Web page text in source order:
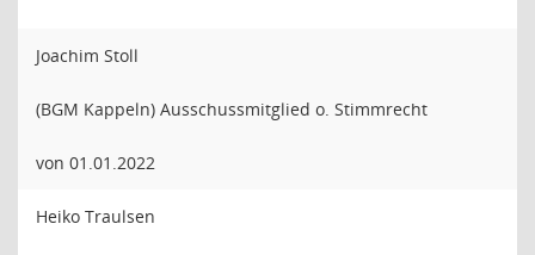
Joachim Stoll
(BGM Kappeln) Ausschussmitglied o. Stimmrecht
von 01.01.2022
Heiko Traulsen